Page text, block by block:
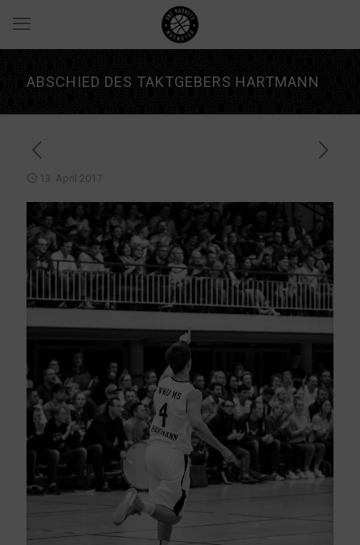
ABSCHIED DES TAKTGEBERS HARTMANN
13. April 2017